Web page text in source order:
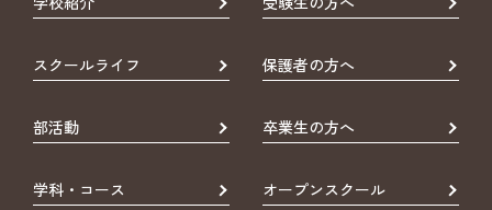
スクールライフ 保護者の方へ
部活動 卒業生の方へ
学科・コース オープンスクール